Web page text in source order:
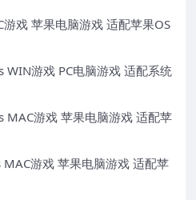
戏 苹果电脑游戏 适配苹果OS
游戏 PC电脑游戏 适配系统
MAC游戏 苹果电脑游戏 适配苹
游戏 苹果电脑游戏 适配苹